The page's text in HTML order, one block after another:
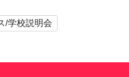
/学校説明会